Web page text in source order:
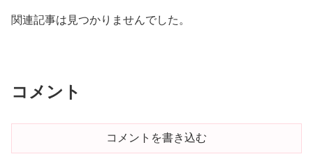
関連記事は見つかりませんでした。
コメント
コメントを書き込む